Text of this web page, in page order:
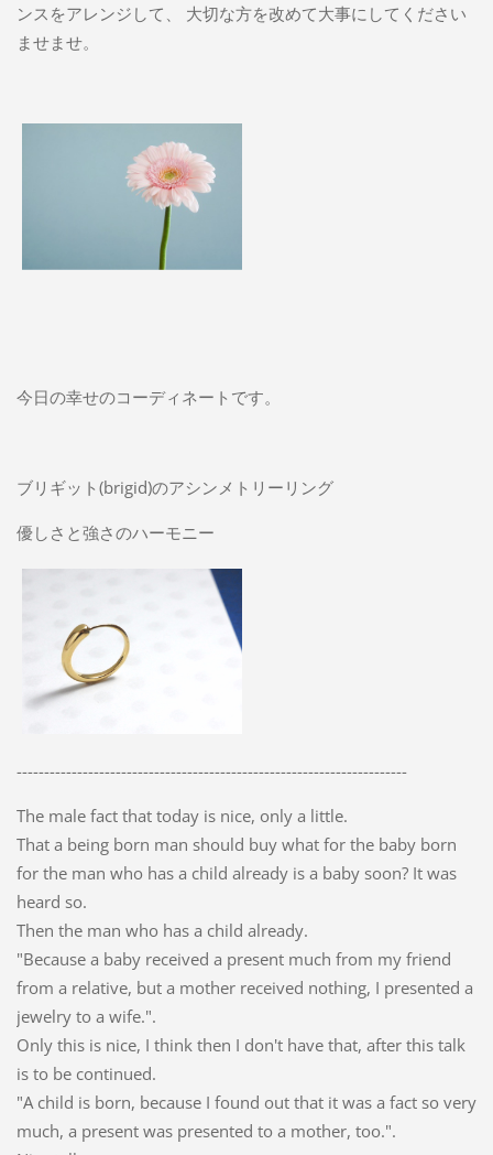
ンスをアレンジして、 大切な方を改めて大事にしてください
ませませ。
今日の幸せのコーディネートです。
ブリギット(brigid)のアシンメトリーリング
優しさと強さのハーモニー
-----------------------------------------------------------------------
The male fact that today is nice, only a little.
That a being born man should buy what for the baby born
for the man who has a child already is a baby soon? It was
heard so.
Then the man who has a child already.
"Because a baby received a present much from my friend
from a relative, but a mother received nothing, I presented a
jewelry to a wife.".
Only this is nice, I think then I don't have that, after this talk
is to be continued.
"A child is born, because I found out that it was a fact so very
much, a present was presented to a mother, too.".